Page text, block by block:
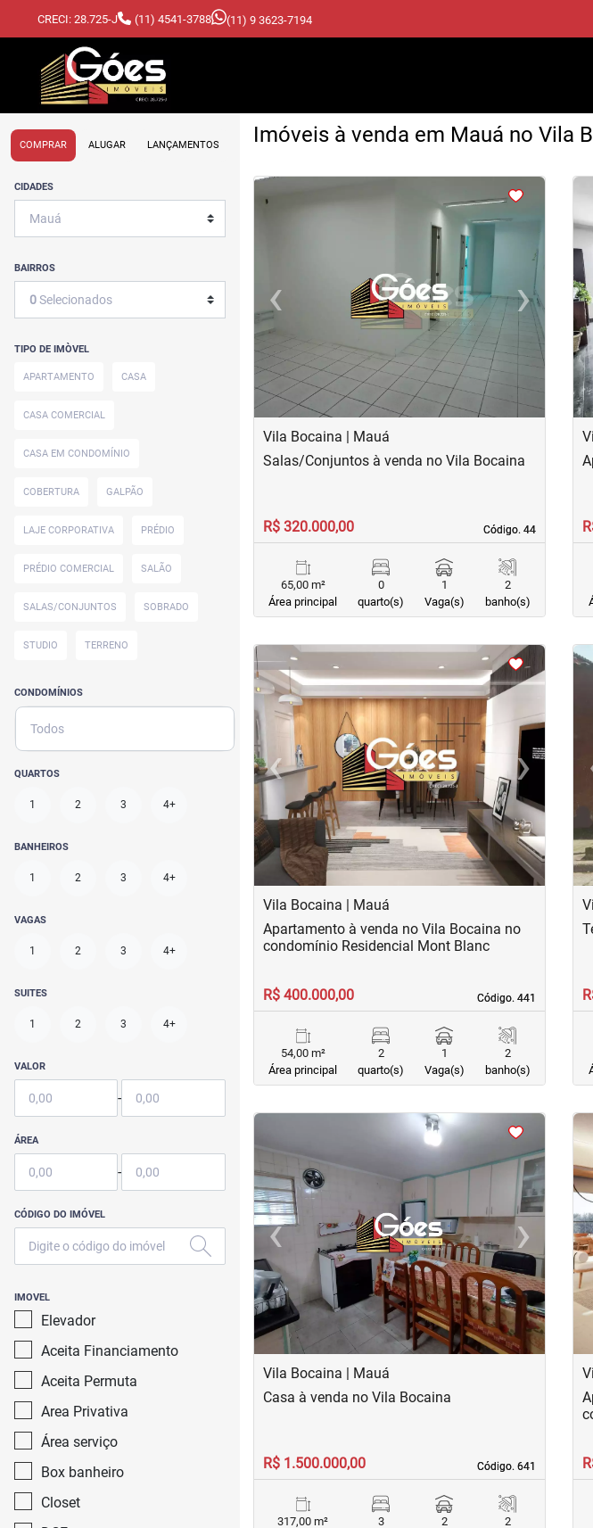
CRECI: 28.725-J (11) 4541-3788 (11) 9 3623-7194
COMPRAR ALUGAR LANÇAMENTOS
CIDADES
BAIRROS
0Selecionados
TIPO DE IMÒVEL
APARTAMENTO CASA
CASA COMERCIAL
CASA EM CONDOMÍNIO
COBERTURA GALPÃO
LAJE CORPORATIVA PRÉDIO
PRÉDIO COMERCIAL SALÃO
SALAS/CONJUNTOS SOBRADO
STUDIO TERRENO
CONDOMÍNIOS
Todos
QUARTOS
1 2 3 4+
BANHEIROS
1 2 3 4+
VAGAS
1 2 3 4+
SUITES
1 2 3 4+
VALOR
-
ÁREA
-
CÓDIGO DO IMÓVEL
IMOVEL
Elevador
Aceita Financiamento
Aceita Permuta
Area Privativa
Área serviço
Box banheiro
Closet
Imóveis à venda em Mauá no Vila
<<
‹Previous ›Next
Vila Bocaina | Mauá
Código. 44
Código. 44
Salas/Conjuntos à venda no Vila Bocaina
R$ 320.000,00
65,00 m²
Área principal
0
quarto(s)
1
Vaga(s)
2
banho(s)
< <
‹Previous ›Next
Vila Bocaina | Mauá
Código. 441
Código. 441
Apartamento à venda no Vila Bocaina no
condomínio Residencial Mont Blanc
R$ 400.000,00
54,00 m²
Área principal
2
quarto(s)
1
Vaga(s)
2
banho(s)
<<
<
‹Previous ›Next
Vila Bocaina | Mauá
Código. 641
Código. 641
Casa à venda no Vila Bocaina
R$ 1.500.000,00
317,00 m²
3
2
2
<<